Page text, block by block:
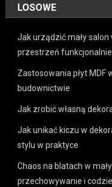
LOSOWE
Jak urządzić mały
przestrzeń
Zastosowania płyt MDF
budownictwie
Jak zrobić własną
Jak unikać kiczu w
stylu w praktyce
Chaos na blatach w
przechowywanie i